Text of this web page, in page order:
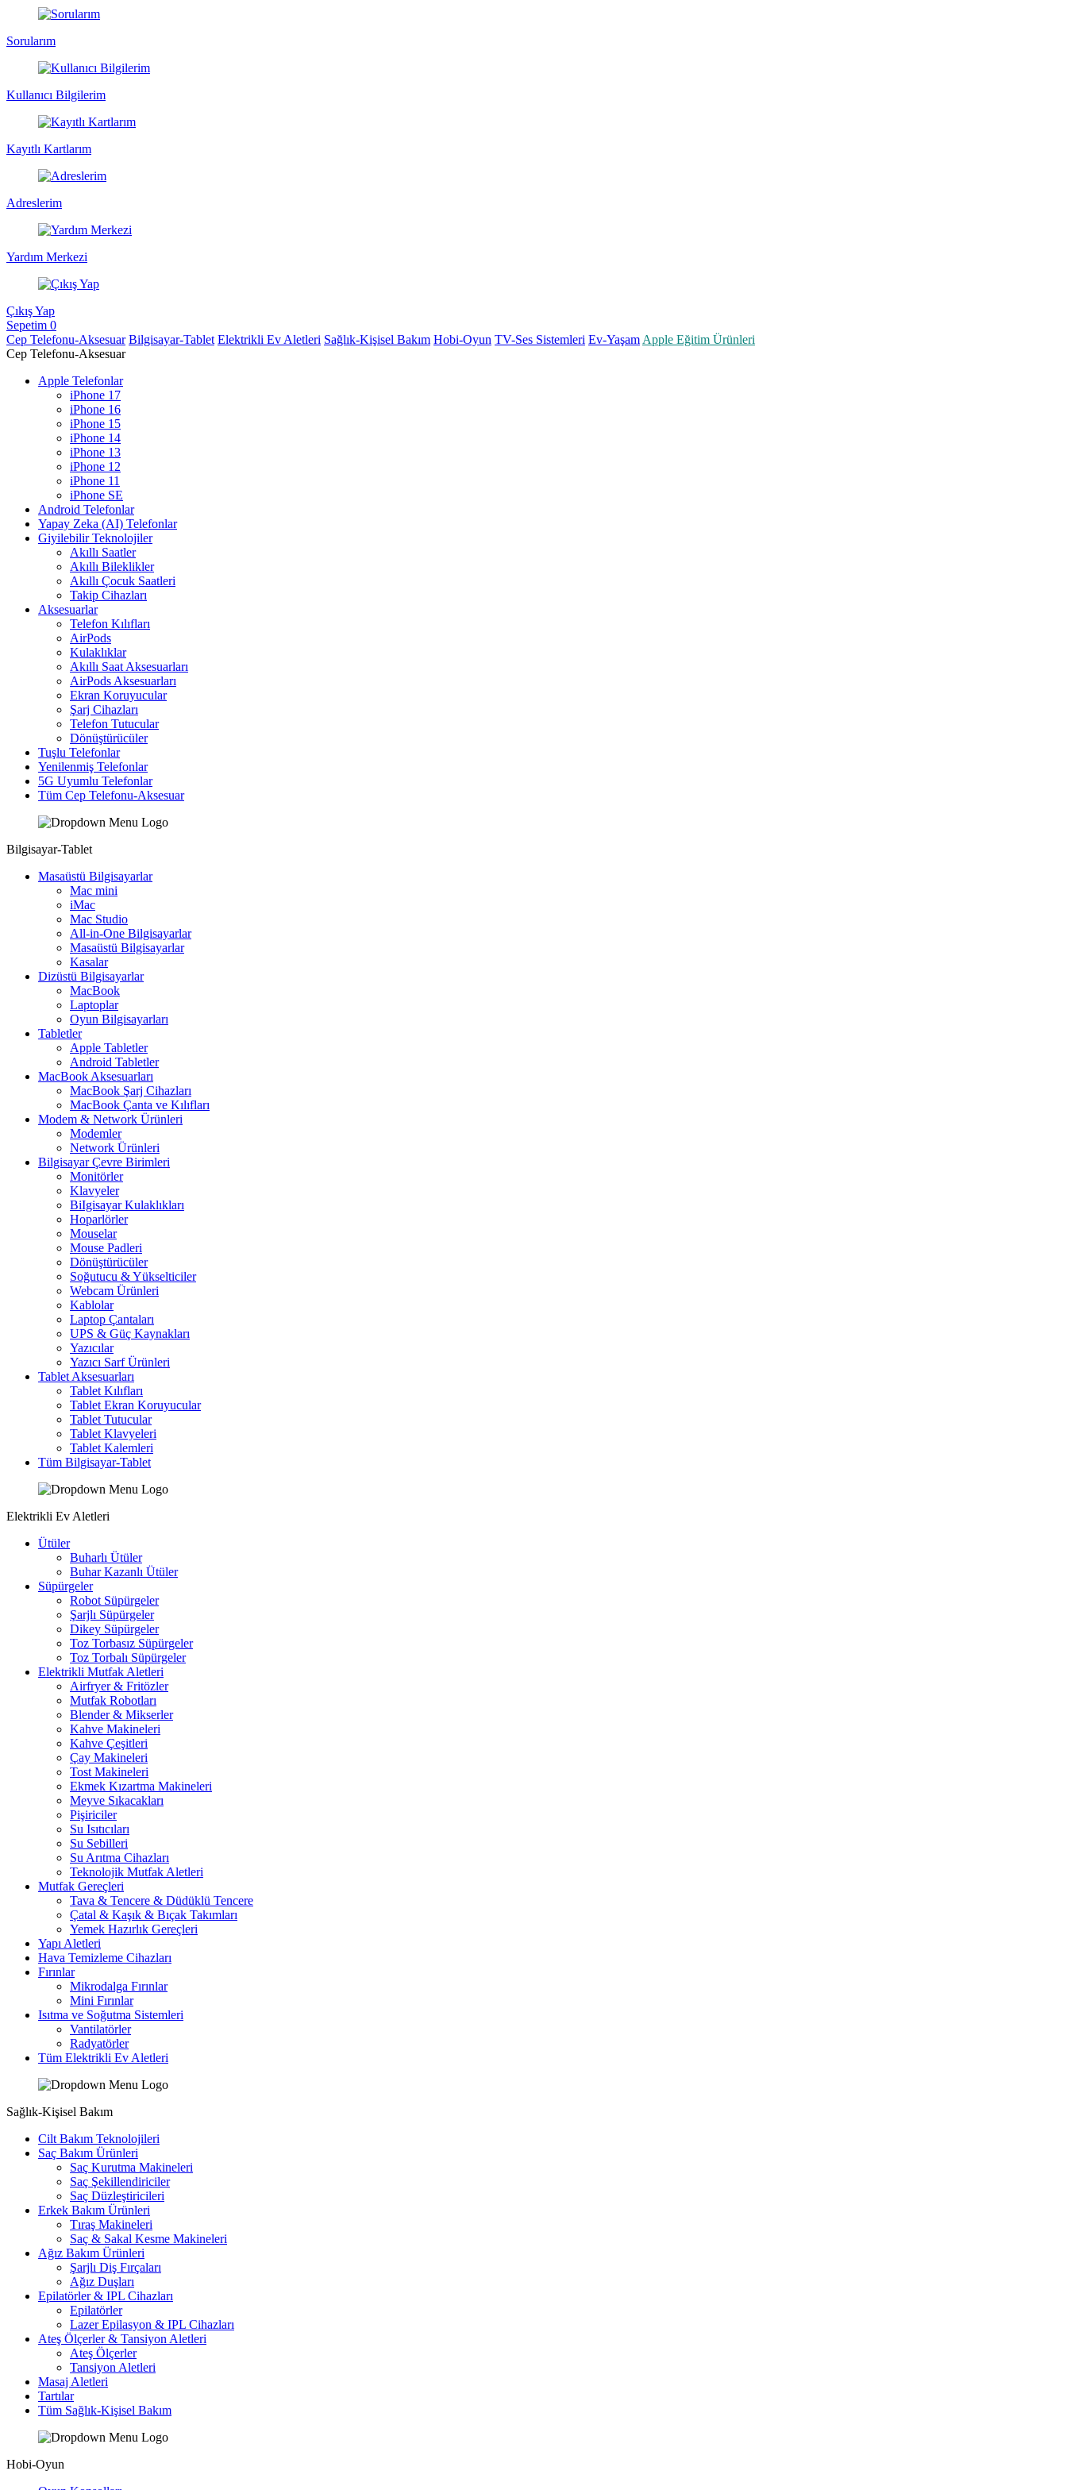
Sorularım
Kullanıcı Bilgilerim
Kayıtlı Kartlarım
Adreslerim
Yardım Merkezi
Çıkış Yap
Sepetim 0
Cep Telefonu-Aksesuar Bilgisayar-Tablet Elektrikli Ev Aletleri Sağlık-Kişisel Bakım Hobi-Oyun TV-Ses Sistemleri Ev-Yaşam Apple Eğitim Ürünleri
Cep Telefonu-Aksesuar
Apple Telefonlar
iPhone 17
iPhone 16
iPhone 15
iPhone 14
iPhone 13
iPhone 12
iPhone 11
iPhone SE
Android Telefonlar
Yapay Zeka (AI) Telefonlar
Giyilebilir Teknolojiler
Akıllı Saatler
Akıllı Bileklikler
Akıllı Çocuk Saatleri
Takip Cihazları
Aksesuarlar
Telefon Kılıfları
AirPods
Kulaklıklar
Akıllı Saat Aksesuarları
AirPods Aksesuarları
Ekran Koruyucular
Şarj Cihazları
Telefon Tutucular
Dönüştürücüler
Tuşlu Telefonlar
Yenilenmiş Telefonlar
5G Uyumlu Telefonlar
Tüm Cep Telefonu-Aksesuar
Bilgisayar-Tablet
Masaüstü Bilgisayarlar
Mac mini
iMac
Mac Studio
All-in-One Bilgisayarlar
Masaüstü Bilgisayarlar
Kasalar
Dizüstü Bilgisayarlar
MacBook
Laptoplar
Oyun Bilgisayarları
Tabletler
Apple Tabletler
Android Tabletler
MacBook Aksesuarları
MacBook Şarj Cihazları
MacBook Çanta ve Kılıfları
Modem & Network Ürünleri
Modemler
Network Ürünleri
Bilgisayar Çevre Birimleri
Monitörler
Klavyeler
BiIgisayar Kulaklıkları
Hoparlörler
Mouselar
Mouse Padleri
Dönüştürücüler
Soğutucu & Yükselticiler
Webcam Ürünleri
Kablolar
Laptop Çantaları
UPS & Güç Kaynakları
Yazıcılar
Yazıcı Sarf Ürünleri
Tablet Aksesuarları
Tablet Kılıfları
Tablet Ekran Koruyucular
Tablet Tutucular
Tablet Klavyeleri
Tablet Kalemleri
Tüm Bilgisayar-Tablet
Elektrikli Ev Aletleri
Ütüler
Buharlı Ütüler
Buhar Kazanlı Ütüler
Süpürgeler
Robot Süpürgeler
Şarjlı Süpürgeler
Dikey Süpürgeler
Toz Torbasız Süpürgeler
Toz Torbalı Süpürgeler
Elektrikli Mutfak Aletleri
Airfryer & Fritözler
Mutfak Robotları
Blender & Mikserler
Kahve Makineleri
Kahve Çeşitleri
Çay Makineleri
Tost Makineleri
Ekmek Kızartma Makineleri
Meyve Sıkacakları
Pişiriciler
Su Isıtıcıları
Su Sebilleri
Su Arıtma Cihazları
Teknolojik Mutfak Aletleri
Mutfak Gereçleri
Tava & Tencere & Düdüklü Tencere
Çatal & Kaşık & Bıçak Takımları
Yemek Hazırlık Gereçleri
Yapı Aletleri
Hava Temizleme Cihazları
Fırınlar
Mikrodalga Fırınlar
Mini Fırınlar
Isıtma ve Soğutma Sistemleri
Vantilatörler
Radyatörler
Tüm Elektrikli Ev Aletleri
Sağlık-Kişisel Bakım
Cilt Bakım Teknolojileri
Saç Bakım Ürünleri
Saç Kurutma Makineleri
Saç Şekillendiriciler
Saç Düzleştiricileri
Erkek Bakım Ürünleri
Tıraş Makineleri
Saç & Sakal Kesme Makineleri
Ağız Bakım Ürünleri
Şarjlı Diş Fırçaları
Ağız Duşları
Epilatörler & IPL Cihazları
Epilatörler
Lazer Epilasyon & IPL Cihazları
Ateş Ölçerler & Tansiyon Aletleri
Ateş Ölçerler
Tansiyon Aletleri
Masaj Aletleri
Tartılar
Tüm Sağlık-Kişisel Bakım
Hobi-Oyun